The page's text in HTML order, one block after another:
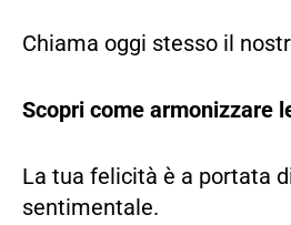
Chiama oggi stesso il
Scopri come armonizzare
La tua felicità è a portata
sentimentale.